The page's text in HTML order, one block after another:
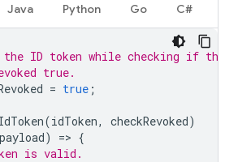
Java Python Go C#
ID token while checking if the
true.
= true ;
(idToken, checkRevoked)
payload) => {
is valid.